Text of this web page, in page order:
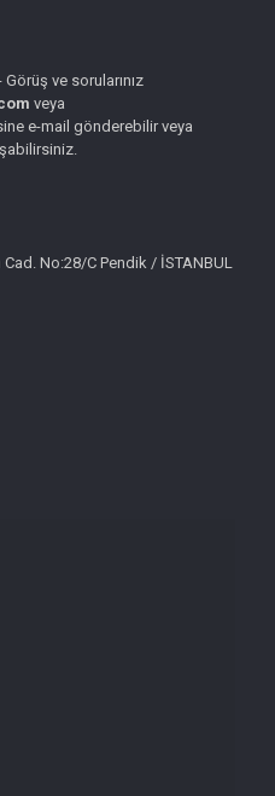
Görüş ve sorularınız
veya
e-mail gönderebilir veya
No:28/C Pendik / İSTANBUL